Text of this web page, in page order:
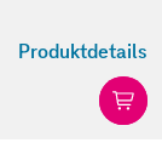
Produktdetails